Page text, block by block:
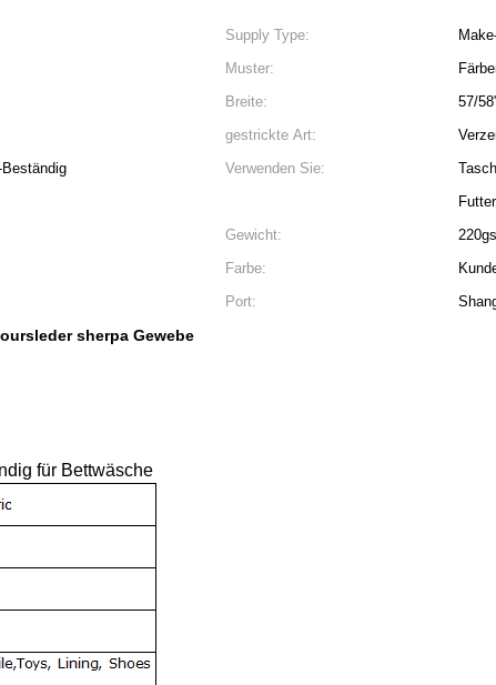
Supply Type:
Muster:
Breite:
57/
gestrickte Art:
Verwenden Sie:
Gewicht:
Farbe:
Port:
sherpa Gewebe
für Bettwäsche